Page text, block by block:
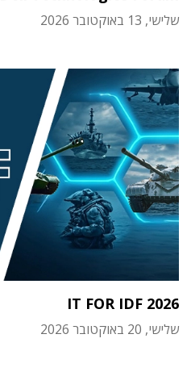
שלישי, 13 באוקטובר 2026
IT FOR IDF 2026
שלישי, 20 באוקטובר 2026